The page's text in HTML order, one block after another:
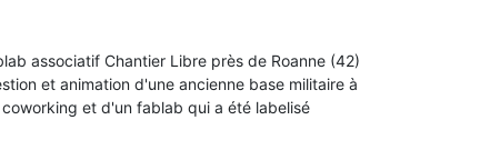
associatif Chantier Libre près de Roanne (42)
et animation d'une ancienne base militaire à
et d'un fablab qui a été labelisé